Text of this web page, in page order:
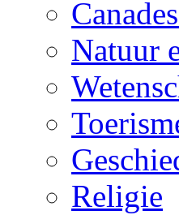
Natuur
Religie